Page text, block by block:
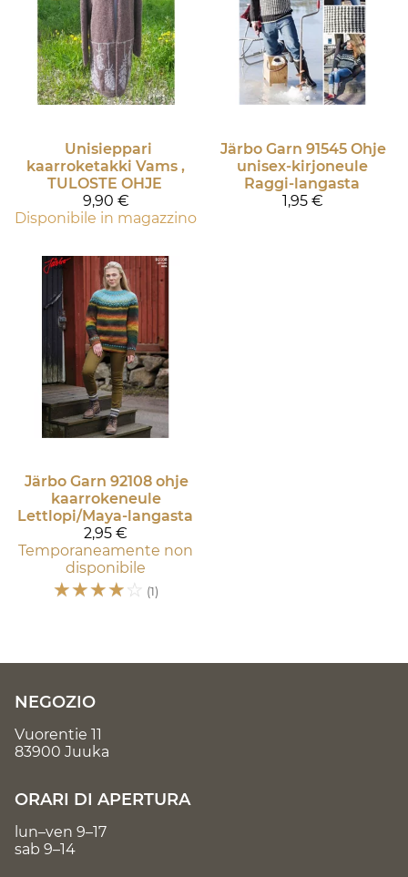
Unisieppari
kaarroketakki Vams ,
TULOSTE OHJE
9,90 €
Disponibile in magazzino
Järbo Garn 91545 Ohje
unisex-kirjoneule
Raggi-langasta
1,95 €
Järbo Garn 92108 ohje
kaarrokeneule
Lettlopi/Maya-langasta
2,95 €
Temporaneamente non
disponibile
☆☆☆☆☆ (1)
NEGOZIO
Vuorentie 11
83900 Juuka
ORARI DI APERTURA
lun–ven 9–17
sab 9–14